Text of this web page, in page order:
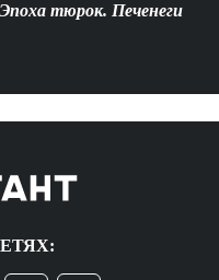
Эпоха тюрок. Печенеги